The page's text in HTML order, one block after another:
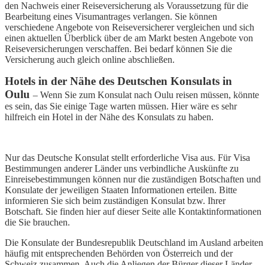
den Nachweis einer Reiseversicherung als Voraussetzung für die
Bearbeitung eines Visumantrages verlangen. Sie können
verschiedene Angebote von Reiseversicherer vergleichen und sich
einen aktuellen Überblick über de am Markt besten Angebote von
Reiseversicherungen verschaffen. Bei bedarf können Sie die
Versicherung auch gleich online abschließen.
Hotels in der Nähe des Deutschen Konsulats in
Oulu – Wenn Sie zum Konsulat nach Oulu reisen müssen, könnte
es sein, das Sie einige Tage warten müssen. Hier wäre es sehr
hilfreich ein Hotel in der Nähe des Konsulats zu haben.
Nur das Deutsche Konsulat stellt erforderliche Visa aus. Für Visa
Bestimmungen anderer Länder uns verbindliche Auskünfte zu
Einreisebestimmungen können nur die zuständigen Botschaften und
Konsulate der jeweiligen Staaten Informationen erteilen. Bitte
informieren Sie sich beim zuständigen Konsulat bzw. Ihrer
Botschaft. Sie finden hier auf dieser Seite alle Kontaktinformationen
die Sie brauchen.
Die Konsulate der Bundesrepublik Deutschland im Ausland arbeiten
häufig mit entsprechenden Behörden von Österreich und der